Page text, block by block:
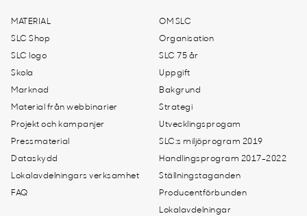
MATERIAL
SLC Shop
SLC logo
Skola
Marknad
Material från webbinarier
Projekt och kampanjer
Pressmaterial
Dataskydd
Lokalavdelningars verksamhet
FAQ
OM SLC
Organisation
SLC 75 år
Uppgift
Bakgrund
Strategi
Utvecklingsprogam
SLC:s miljöprogram 2019
Handlingsprogram 2017-2022
Ställningstaganden
Producentförbunden
Lokalavdelningar